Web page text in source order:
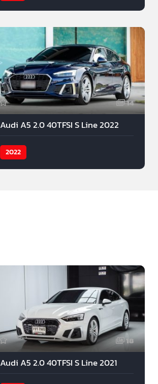
14
Audi A5 2.0 40TFSI S Line 2022
2022
18
Audi A5 2.0 40TFSI S Line 2021